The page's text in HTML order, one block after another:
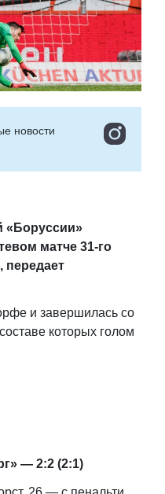
новости
«Боруссии»
матче 31-го
передает
и завершилась со
которых голом
— 2:2 (2:1)